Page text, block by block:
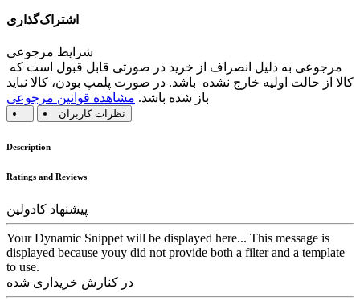
اشتراک‌گذاری
شرایط مرجوعی
کالا از حالت اولیه خارج نشده باشد. در صورت پلمپ بودن، کالا نباید
باز شده باشد. مشاهده قوانین مرجوعی
نظرات کاربران
Description
Ratings and Reviews
پیشنهاد کادولین
Your Dynamic Snippet will be displayed here... This message is
displayed because youy did not provide both a filter and a template
to use.
در کنارش خریداری شده